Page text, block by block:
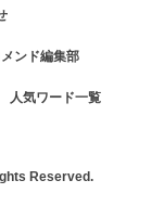
ンド編集部
人気ワード一覧
Reserved.